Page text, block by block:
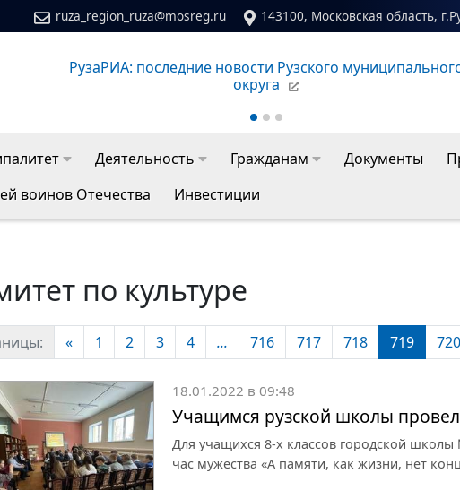
ruza_region_ruza@mosreg.ru 143100, Московская область,
Сайт молодежного центра Рузского муниципального
Деятельность Гражданам Документы
воинов Отечества Инвестиции
по культуре
« 1 2 3 4 ... 716 717 718 719 720
18.01.2022 в 09:48
Учащимся рузской школы
Для учащихся 8-х классов городской
час мужества «А памяти, как жизни, нет